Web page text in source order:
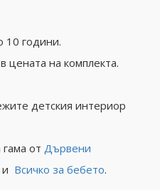
години.
цената на комплекта.
детския интериор
от Дървени
и Всичко за бебето.